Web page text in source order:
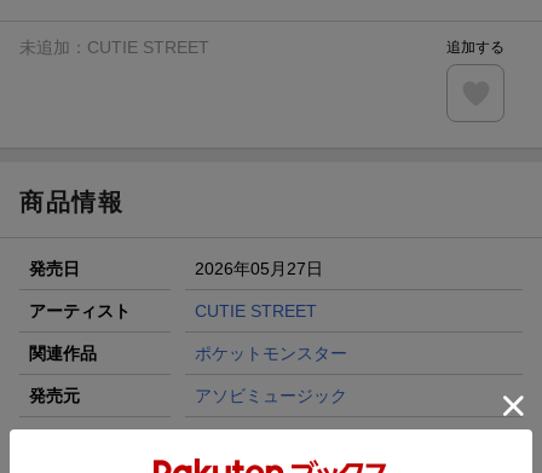
未追加： CUTIE STREET 追加する
商品情報
発売日 2026年05月27日
アーティスト CUTIE STREET
関連作品 ポケットモンスター
発売元 アソビミュージック